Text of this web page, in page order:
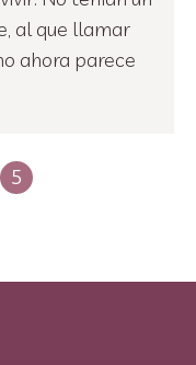
al que llamar
ahora parece
5